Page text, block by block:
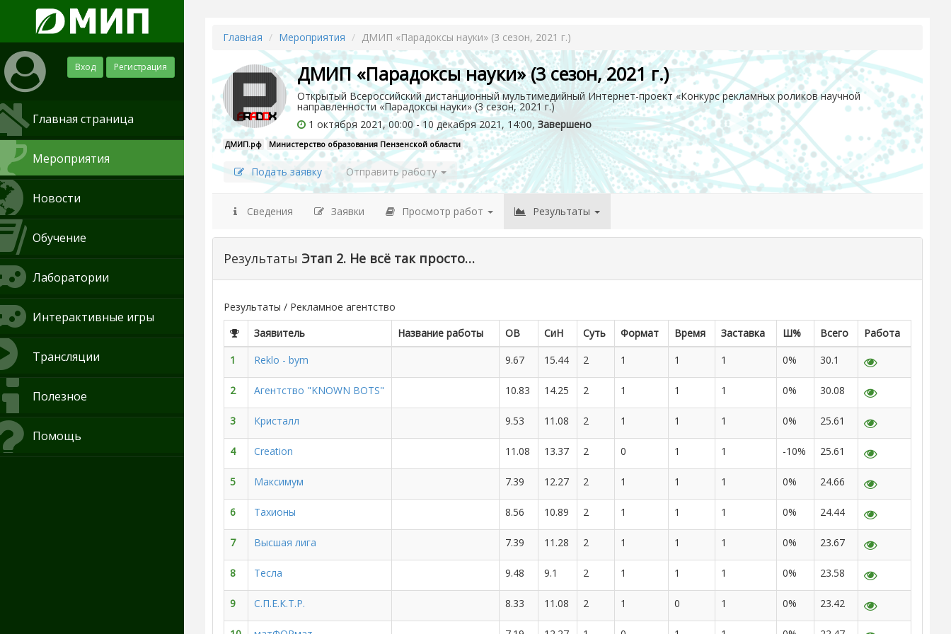
Вход Регистрация
Главная страница
Мероприятия
Новости
Обучение
Лаборатории
Интерактивные игры
Трансляции
Полезное
Помощь
Главная Мероприятия ДМИП «Парадоксы науки» (3 сезон, 2021 г.)
ДМИП «Парадоксы науки» (3 сезон, 2021 г.)
Открытый Всероссийский дистанционный мультимедийный Интернет-проект «Конкурс рекламных роликов научной
направленности «Парадоксы науки» (3 сезон, 2021 г.)
1 октября 2021, 00:00 - 10 декабря 2021, 14:00, Завершено
ДМИП.рф Министерство образования Пензенской области
Подать заявку Отправить работу
Сведения Заявки Просмотр работ Результаты
Результаты Этап 2. Не всё так просто…
Результаты / Рекламное агентство
Заявитель
Название работы ОВ СиН Суть Формат Время Заставка Ш% Всего
Работа
1
Reklo - bym 9.67 15.44 2 1 1 1 0% 30.1
2 Агентство "KNOWN BOTS" 10.83 14.25 2 1 1 1 0% 30.08
3 Кристалл 9.53 11.08 2 1 1 1 0% 25.61
4 Creation 11.08 13.37 2 0 1 1 -10% 25.61
5 Максимум 7.39 12.27 2 1 1 1 0% 24.66
6 Тахионы 8.56 10.89 2 1 1 1 0% 24.44
7 Высшая лига 7.39 11.28 2 1 1 1 0% 23.67
8 Тесла 9.48 9.1 2 1 1 1 0% 23.58
9 С.П.Е.К.Т.Р. 8.33 11.08 2 1 0 1 0% 23.42